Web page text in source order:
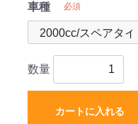
車種 必須
数量
カートに入れる